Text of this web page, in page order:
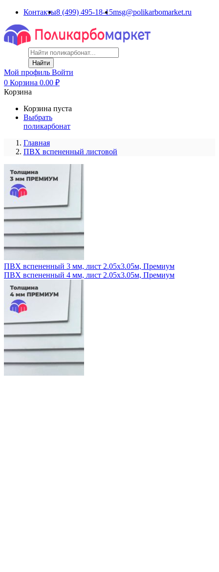
Контакты8 (499) 495-18-15msg@polikarbomarket.ru
Найти
Мой профиль Войти
0 Корзина 0.00 ₽
Корзина
Корзина пуста
Выбрать
поликарбонат
Главная
ПВХ вспененный листовой
ПВХ вспененный 3 мм, лист 2.05x3.05м, Премиум
ПВХ вспененный 4 мм, лист 2.05x3.05м, Премиум